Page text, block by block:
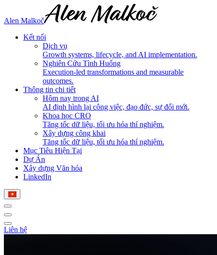
Alen Malkoč
Kết nối
Dịch vụ
Growth systems, lifecycle, and AI implementation.
Nghiên Cứu Tình Huống
Execution-led transformations and measurable
outcomes.
Thông tin chi tiết
Hôm nay trong AI
AI định hình lại công việc, đạo đức, sự đổi mới.
Khoa học CRO
Tăng tốc dữ liệu, tối ưu hóa thí nghiệm.
Xây dựng công khai
Tăng tốc dữ liệu, tối ưu hóa thí nghiệm.
Mục Tiêu Hiện Tại
Dự Án
Xây dựng Văn hóa
LinkedIn
Liên hệ